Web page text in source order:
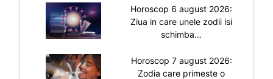
Horoscop 6 august 2026:
Ziua in care unele zodii isi
schimba…
Horoscop 7 august 2026:
Zodia care primeste o